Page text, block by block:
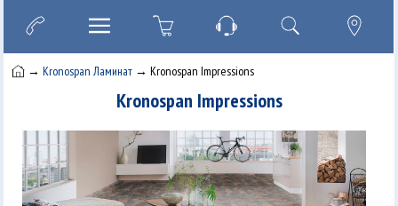
→Kronospan Ламинат → Kronospan Impressions
Kronospan Impressions